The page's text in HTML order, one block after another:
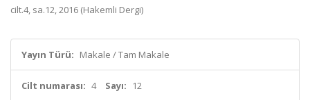
cilt.4, sa.12, 2016 (Hakemli Dergi)
Yayın Türü: Makale / Tam Makale
Cilt numarası: 4 Sayı: 12